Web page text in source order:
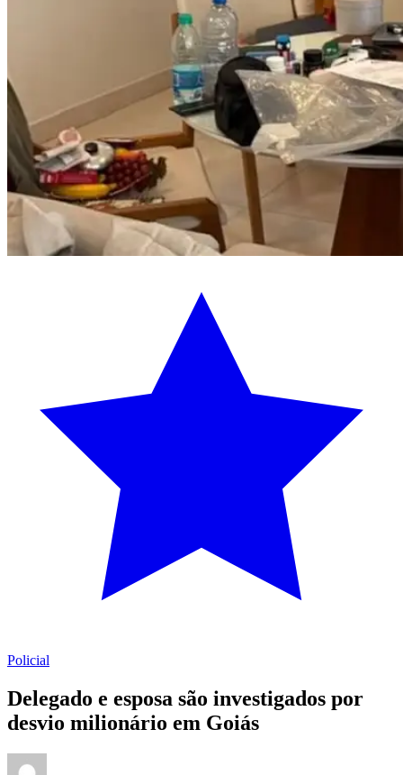
Policial
Delegado e esposa são investigados por
desvio milionário em Goiás